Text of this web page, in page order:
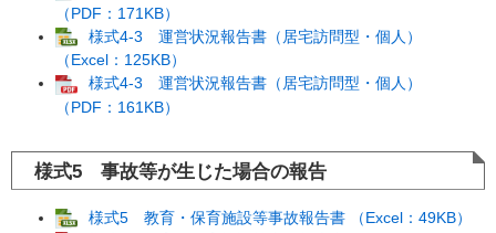
（PDF：171KB）
様式4-3 運営状況報告書（居宅訪問型・個人）
（Excel：125KB）
様式4-3 運営状況報告書（居宅訪問型・個人）
（PDF：161KB）
様式5 事故等が生じた場合の報告
様式5 教育・保育施設等事故報告書 （Excel：49KB）